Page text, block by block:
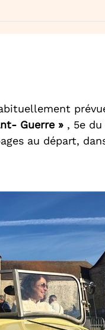
Guerre » , 5e
au départ,